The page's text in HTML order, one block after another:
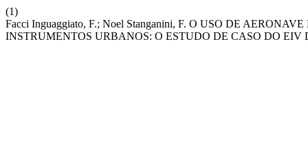
(1)
Facci Inguaggiato, F.; Noel Stanganini, F. O USO DE
INSTRUMENTOS URBANOS: O ESTUDO DE CASO DO EIV